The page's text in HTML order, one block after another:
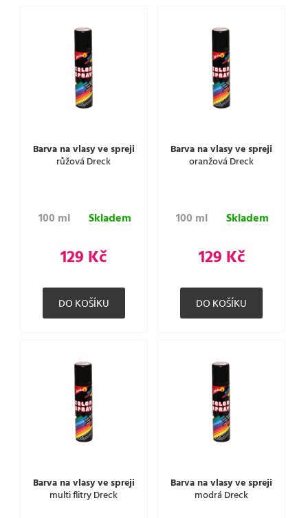
Barva na vlasy ve spreji
růžová Dreck
100 ml Skladem
129 Kč
Barva na vlasy ve spreji
oranžová Dreck
100 ml Skladem
129 Kč
Barva na vlasy ve spreji
multi flitry Dreck
Barva na vlasy ve spreji
modrá Dreck